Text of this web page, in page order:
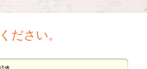
ださい。